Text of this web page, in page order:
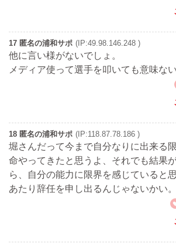
17 匿名の浦和サポ (IP:49.98.146.248 )
他に言い様がないでしょ。
メディア使って選手を叩いても意味ない
18 匿名の浦和サポ (IP:118.87.78.186 )
堀さんだって今まで自分なりに出来る
命やってきたと思うよ、それでも結果
ら、自分の能力に限界を感じていると
あたり辞任を申し出るんじゃないかい。